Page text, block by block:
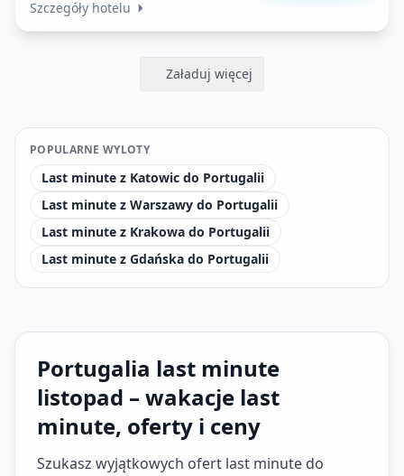
Szczegóły hotelu
Załaduj więcej
POPULARNE WYLOTY
Last minute z Katowic do Portugalii
Last minute z Warszawy do Portugalii
Last minute z Krakowa do Portugalii
Last minute z Gdańska do Portugalii
Portugalia last minute
listopad – wakacje last
minute, oferty i ceny
Szukasz wyjątkowych ofert last minute do